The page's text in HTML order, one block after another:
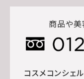
商品や美
コスメコンシェ